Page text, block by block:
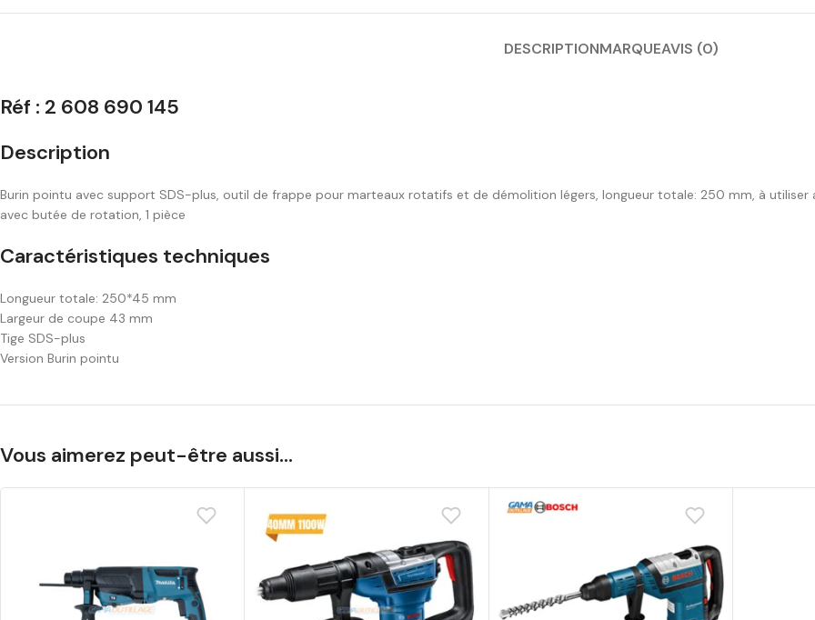
DESCRIPTIONMARQUEAVIS (0)
Réf : 2 608 690 145
Description
Burin pointu avec support SDS-plus, outil de frappe pour marteaux rotatifs et de démolition légers, longueur totale: 250 mm, à
avec butée de rotation, 1 pièce
Caractéristiques techniques
Longueur totale: 250*45 mm
Largeur de coupe 43 mm
Tige SDS-plus
Version Burin pointu
Vous aimerez peut-être aussi…